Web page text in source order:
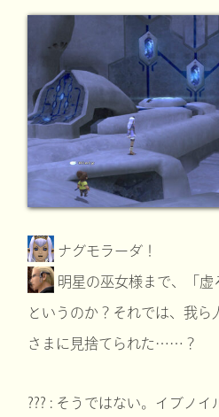
ナグモラーダ！
明星の巫女様まで、「
というのか？それでは、我ら
さまに見捨てられた……？
??? : そうではない。イブノ